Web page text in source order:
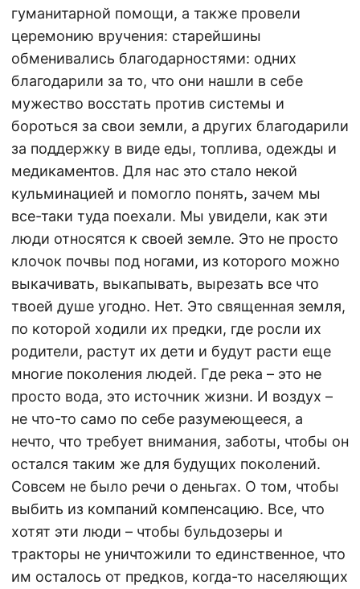
гуманитарной помощи, а также провели
церемонию вручения: старейшины
обменивались благодарностями: одних
благодарили за то, что они нашли в себе
мужество восстать против системы и
бороться за свои земли, а других благодарили
за поддержку в виде еды, топлива, одежды и
медикаментов. Для нас это стало некой
кульминацией и помогло понять, зачем мы
все-таки туда поехали. Мы увидели, как эти
люди относятся к своей земле. Это не просто
клочок почвы под ногами, из которого можно
выкачивать, выкапывать, вырезать все что
твоей душе угодно. Нет. Это священная земля,
по которой ходили их предки, где росли их
родители, растут их дети и будут расти еще
многие поколения людей. Где река – это не
просто вода, это источник жизни. И воздух –
не что-то само по себе разумеющееся, а
нечто, что требует внимания, заботы, чтобы он
остался таким же для будущих поколений.
Совсем не было речи о деньгах. О том, чтобы
выбить из компаний компенсацию. Все, что
хотят эти люди – чтобы бульдозеры и
тракторы не уничтожили то единственное, что
им осталось от предков, когда-то населяющих